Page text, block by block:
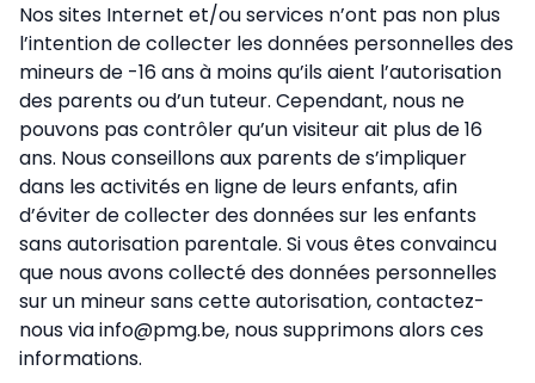
Nos sites Internet et/ou services n’ont pas non plus
l’intention de collecter les données personnelles des
mineurs de -16 ans à moins qu’ils aient l’autorisation
des parents ou d’un tuteur. Cependant, nous ne
pouvons pas contrôler qu’un visiteur ait plus de 16
ans. Nous conseillons aux parents de s’impliquer
dans les activités en ligne de leurs enfants, afin
d’éviter de collecter des données sur les enfants
sans autorisation parentale. Si vous êtes convaincu
que nous avons collecté des données personnelles
sur un mineur sans cette autorisation, contactez-
nous via info@pmg.be, nous supprimons alors ces
informations.